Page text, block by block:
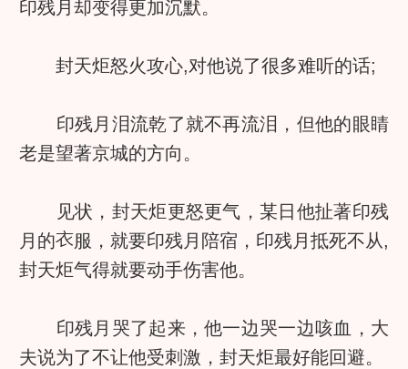
印残月却变得更加沉默。
封天炬怒火攻心,对他说了很多难听的话;
印残月泪流乾了就不再流泪，但他的眼睛
老是望著京城的方向。
见状，封天炬更怒更气，某日他扯著印残
月的
服，就要印残月陪宿，印残月抵死不从,
封天炬气得就要动手伤害他。
印残月哭了起来，他一边哭一边咳血，大
夫说为了不让他受刺激，封天炬最好能回避。